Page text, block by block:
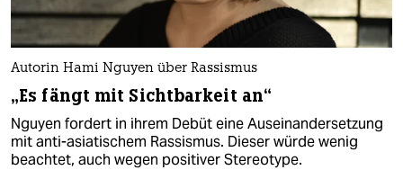
Autorin Hami Nguyen über Rassismus
„Es fängt mit Sichtbarkeit an“
Nguyen fordert in ihrem Debüt eine Auseinandersetzung
mit anti-asiatischem Rassismus. Dieser würde wenig
beachtet, auch wegen positiver Stereotype.